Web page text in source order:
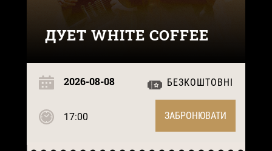
ДУЕТ WHITE COFFEE
2026-08-08
17:00
БЕЗКОШТОВНІ
ЗАБРОНЮВАТИ